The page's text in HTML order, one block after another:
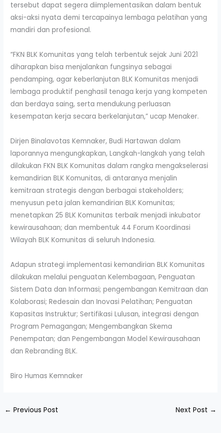
tersebut dapat segera diimplementasikan dalam bentuk
aksi-aksi nyata demi tercapainya lembaga pelatihan yang
mandiri dan profesional.
“FKN BLK Komunitas yang telah terbentuk sejak Juni 2021
diharapkan bisa menjalankan fungsinya sebagai
pendamping, agar keberlanjutan BLK Komunitas menjadi
lembaga produktif penghasil tenaga kerja yang kompeten
dan berdaya saing, serta mendukung perluasan
kesempatan kerja secara berkelanjutan,” ucap Menaker.
Dirjen Binalavotas Kemnaker, Budi Hartawan dalam
laporannya mengungkapkan, Langkah-langkah yang telah
dilakukan FKN BLK Komunitas dalam rangka mengakselerasi
kemandirian BLK Komunitas, di antaranya menjalin
kemitraan strategis dengan berbagai stakeholders;
menyusun peta jalan kemandirian BLK Komunitas;
menetapkan 25 BLK Komunitas terbaik menjadi inkubator
kewirausahaan; dan membentuk 44 Forum Koordinasi
Wilayah BLK Komunitas di seluruh Indonesia.
Adapun strategi implementasi kemandirian BLK Komunitas
dilakukan melalui penguatan Kelembagaan, Penguatan
Sistem Data dan Informasi; pengembangan Kemitraan dan
Kolaborasi; Redesain dan Inovasi Pelatihan; Penguatan
Kapasitas Instruktur; Sertifikasi Lulusan, integrasi dengan
Program Pemagangan; Mengembangkan Skema
Penempatan; dan Pengembangan Model Kewirausahaan
dan Rebranding BLK.
Biro Humas Kemnaker
← Previous Post Next Post →